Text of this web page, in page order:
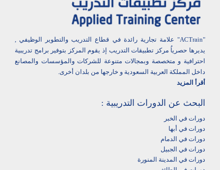
"ACTrain" علامة تجارية رائدة في قطاع التدريب والتطوير الوظيفي ,
يديرها حصرياُ مركز تطبيقات التدريب إذ يقوم المركز بتوفير برامج تدريبية
احترافية و متخصصة وبمجالات متنوعة للشركات والمؤسسات والمصانع
داخل المملكة العربية السعودية و خارجها من بلدان أخرى.
أقرأ المزيد
البحث عن الدورات التدريبية :
دورات في الخبر
دورات في أبها‎
دورات في الدمام‎
دورات في الجبيل
دورات في المدينة المنورة